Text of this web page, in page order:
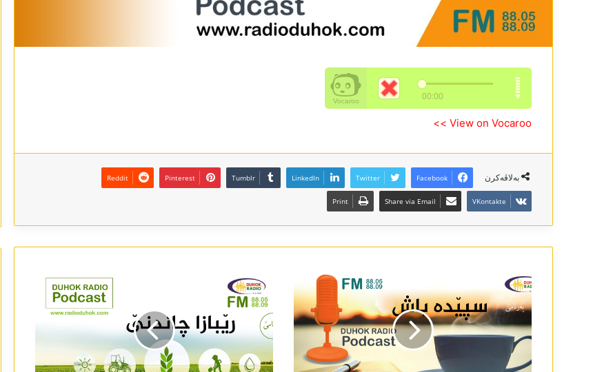
View on Vocaroo >>
بەلاڤەکرن Facebook
Twitter
LinkedIn
Tumblr
Pinterest
Reddit
VKontakte
Share via Email
Print